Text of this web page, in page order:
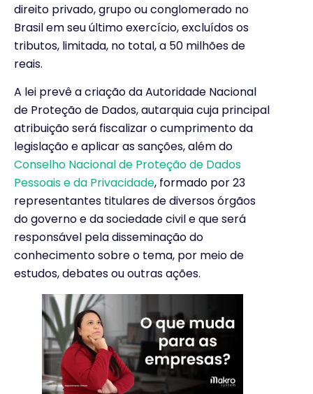
direito privado, grupo ou conglomerado no
Brasil em seu último exercício, excluídos os
tributos, limitada, no total, a 50 milhões de
reais.
A lei prevê a criação da Autoridade Nacional
de Proteção de Dados, autarquia cuja principal
atribuição será fiscalizar o cumprimento da
legislação e aplicar as sanções, além do
Conselho Nacional de Proteção de Dados
Pessoais e da Privacidade, formado por 23
representantes titulares de diversos órgãos
do governo e da sociedade civil e que será
responsável pela disseminação do
conhecimento sobre o tema, por meio de
estudos, debates ou outras ações.